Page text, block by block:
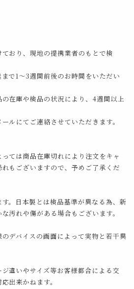
おり、現地の提携業者のもとで検
で1～3週間前後のお時間をいただい
在庫や検品の状況により、4週間以上
ルにてご連絡させていただきます。
ては商品在庫切れにより注文をキャ
もございますので、予めご了承くだ
。日本製とは検品基準が異なる為、新
汚れや傷がある場合もございます。
デバイスの画面によって実物と若干異
違いやサイズ等お客様都合による交
出来かねます。